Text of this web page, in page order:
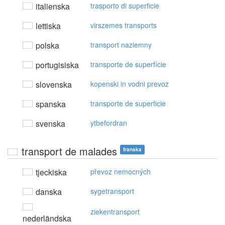
italienska trasporto di superficie
lettiska virszemes transports
polska transport naziemny
portugisiska transporte de superfície
slovenska kopenski in vodni prevoz
spanska transporte de superficie
svenska ytbefordran
transport de malades franska
tjeckiska převoz nemocných
danska sygetransport
nederländska
ziekentransport